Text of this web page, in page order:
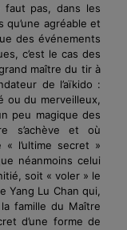
pas, dans les
agréable et
des événements
c’est le cas des
maître du tir à
de l’aïkido :
ou du merveil­leux,
peu magique des
s’achève et où
l’ultime secret »
néanmoins celui
soit « voler » le
Lu Chan qui,
famille du Maître
d’une forme de